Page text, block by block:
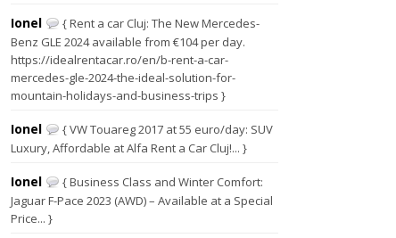
Ionel
{ Rent a car Cluj: The New Mercedes-
Benz GLE 2024 available from €104 per day.
https://idealrentacar.ro/en/b-rent-a-car-
mercedes-gle-2024-the-ideal-solution-for-
mountain-holidays-and-business-trips }
Ionel
{ VW Touareg 2017 at 55 euro/day: SUV
Luxury, Affordable at Alfa Rent a Car Cluj!... }
Ionel
{ Business Class and Winter Comfort:
Jaguar F-Pace 2023 (AWD) – Available at a Special
Price... }